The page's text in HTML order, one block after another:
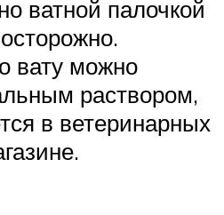
ватной палочкой
вату можно
раствором,
в ветеринарных